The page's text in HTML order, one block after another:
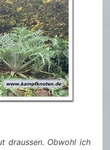
draussen. Obwohl ich